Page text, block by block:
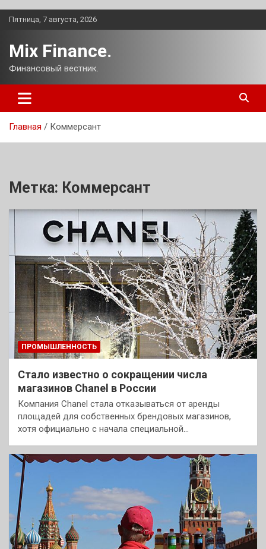
Перейти
Пятница, 7 августа, 2026
Mix Finance.
Финансовый вестник.
Главная Коммерсант
Метка: Коммерсант
ПРОМЫШЛЕННОСТЬ
Стало известно о сокращении числа
магазинов Chanel в России
Компания Chanel стала отказываться от аренды
площадей для собственных брендовых магазинов,
хотя официально с начала специальной…